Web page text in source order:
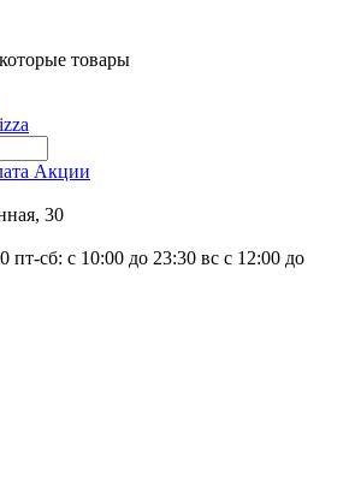
товары
Акции
30
пт-сб: c 10:00 до 23:30 вс с 12:00 до